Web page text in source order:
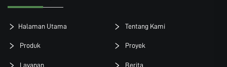
Halaman Utama Tentang Kami
Produk Proyek
Layanan Berita